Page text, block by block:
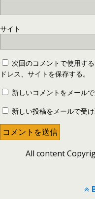
サイト
次回のコメントで使用す
ドレス、サイトを保存する。
新しいコメントをメール
新しい投稿をメールで受
All content